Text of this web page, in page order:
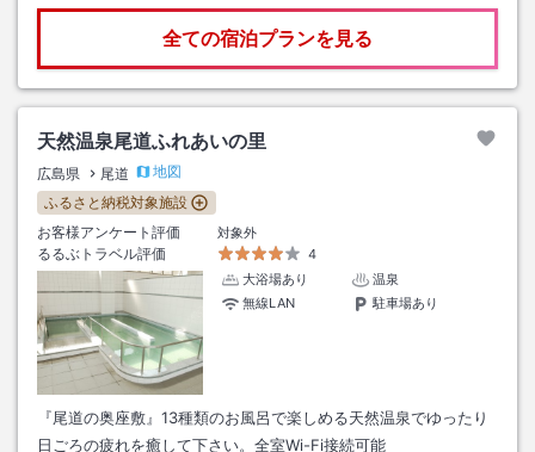
全ての宿泊プランを見る
天然温泉尾道ふれあいの里
広島県 尾道
地図
ふるさと納税対象施設
お客様アンケート評価
対象外
るるぶトラベル評価
4
大浴場あり
温泉
無線LAN
駐車場あり
『尾道の奥座敷』13種類のお風呂で楽しめる天然温泉でゆったり
日ごろの疲れを癒して下さい。全室Wi-Fi接続可能